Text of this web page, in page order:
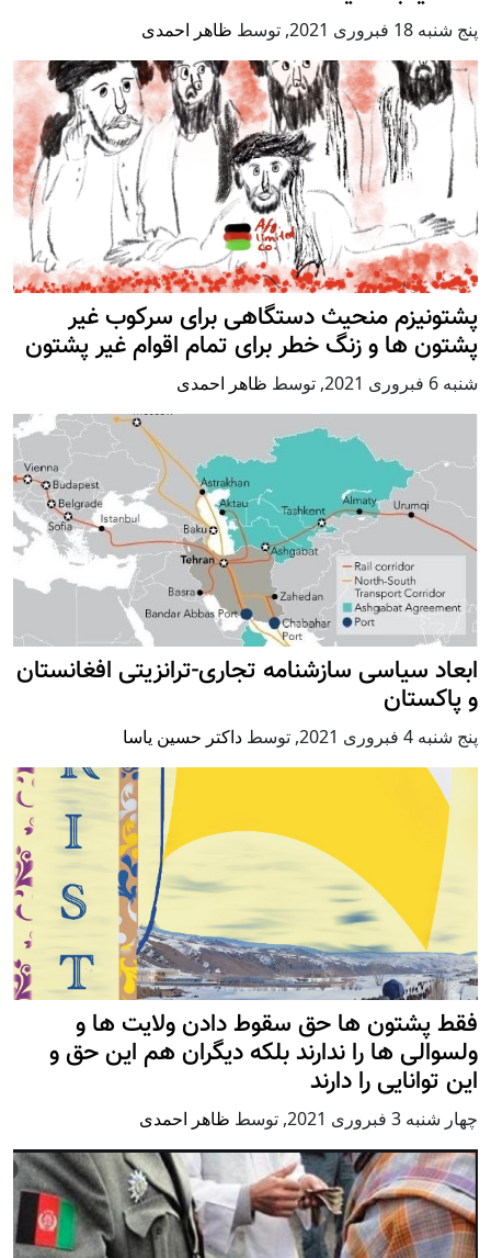
پنج شنبه 18 فبروری 2021 , توسط ظاهر احمدی
پشتونیزم منحیث دستگاهی برای سرکوب غیر
پشتون ها و زنگ خطر برای تمام اقوام غیر پشتون
شنبه 6 فبروری 2021 , توسط ظاهر احمدی
ابعاد سیاسی سازشنامه تجاری-ترانزیتی افغانستان
و پاکستان
پنج شنبه 4 فبروری 2021 , توسط داکتر حسین یاسا
فقط پشتون ها حق سقوط دادن ولایت ها و
ولسوالی ها را ندارند بلکه دیگران هم این حق و
این توانایی را دارند
چهار شنبه 3 فبروری 2021 , توسط ظاهر احمدی